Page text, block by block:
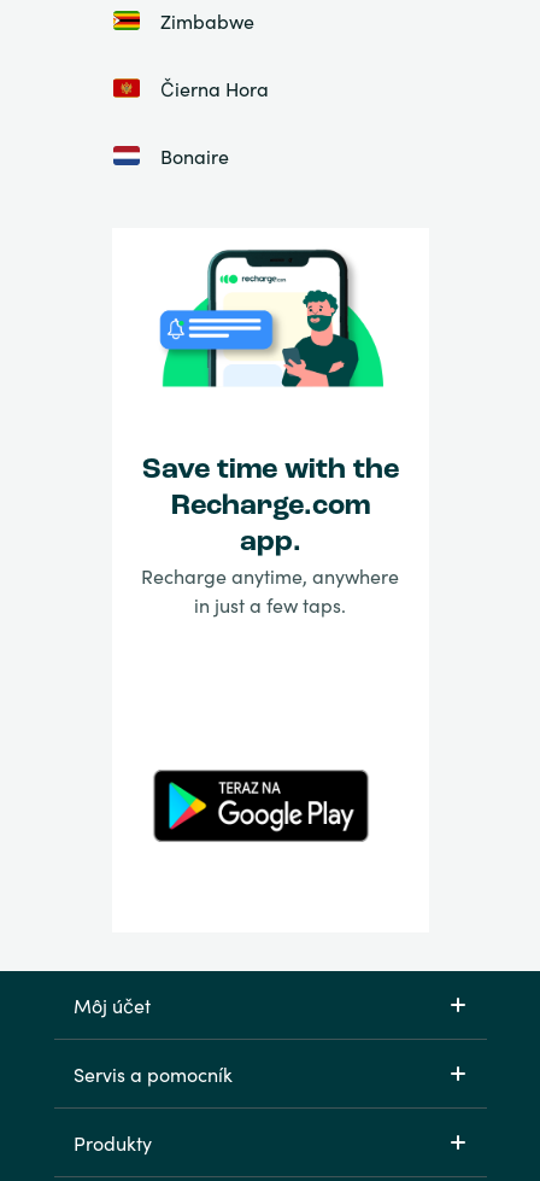
Zimbabwe
Čierna Hora
Bonaire
Save time with the
Recharge.com
app.
Recharge anytime, anywhere
in just a few taps.
Môj účet
Servis a pomocník
Produkty